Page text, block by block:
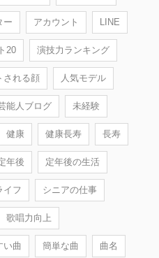
ー アカウント LINE
20 演技力ランキング
される顔 人気モデル
能人ブログ 未経験
健康 健康長寿 長寿
年後 定年後の生活
イフ シニアの仕事
歌唱力向上
い曲 簡単な曲 曲名